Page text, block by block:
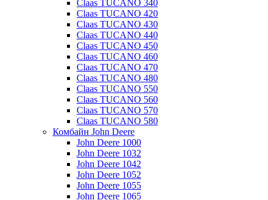
Claas TUCANO 340
Claas TUCANO 420
Claas TUCANO 430
Claas TUCANO 440
Claas TUCANO 450
Claas TUCANO 460
Claas TUCANO 470
Claas TUCANO 480
Claas TUCANO 550
Claas TUCANO 560
Claas TUCANO 570
Claas TUCANO 580
Комбайн John Deere
John Deere 1000
John Deere 1032
John Deere 1042
John Deere 1052
John Deere 1055
John Deere 1065